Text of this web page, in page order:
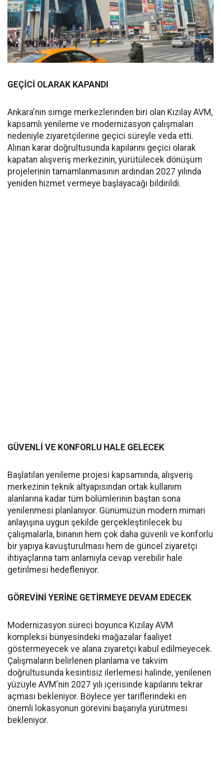
GEÇİCİ OLARAK KAPANDI
Ankara'nın simge merkezlerinden biri olan Kızılay AVM,
kapsamlı yenileme ve modernizasyon çalışmaları
nedeniyle ziyaretçilerine geçici süreyle veda etti.
Alınan karar doğrultusunda kapılarını geçici olarak
kapatan alışveriş merkezinin, yürütülecek dönüşüm
projelerinin tamamlanmasının ardından 2027 yılında
yeniden hizmet vermeye başlayacağı bildirildi.
GÜVENLİ VE KONFORLU HALE GELECEK
Başlatılan yenileme projesi kapsamında, alışveriş
merkezinin teknik altyapısından ortak kullanım
alanlarına kadar tüm bölümlerinin baştan sona
yenilenmesi planlanıyor. Günümüzün modern mimari
anlayışına uygun şekilde gerçekleştirilecek bu
çalışmalarla, binanın hem çok daha güvenli ve konforlu
bir yapıya kavuşturulması hem de güncel ziyaretçi
ihtiyaçlarına tam anlamıyla cevap verebilir hale
getirilmesi hedefleniyor.
GÖREVİNİ YERİNE GETİRMEYE DEVAM EDECEK
Modernizasyon süreci boyunca Kızılay AVM
kompleksi bünyesindeki mağazalar faaliyet
göstermeyecek ve alana ziyaretçi kabul edilmeyecek.
Çalışmaların belirlenen planlama ve takvim
doğrultusunda kesintisiz ilerlemesi halinde, yenilenen
yüzüyle AVM'nin 2027 yılı içerisinde kapılarını tekrar
açması bekleniyor. Böylece yer tariflerindeki en
önemli lokasyonun görevini başarıyla yürütmesi
bekleniyor.